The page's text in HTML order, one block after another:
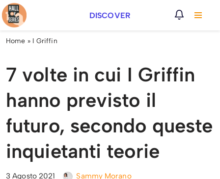
Vai
al
DISCOVER
Home » I Griffin
7 volte in cui I Griffin
hanno previsto il
futuro, secondo queste
inquietanti teorie
3 Agosto 2021 Sammy Morano